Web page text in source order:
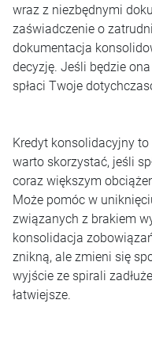
wraz z niezbędnymi
zaświadczenie o
dokumentacja
decyzję. Jeśli będzie
spłaci Twoje
Kredyt konsolidacyjny
warto skorzystać, jeśli
coraz większym
Może pomóc w
związanych z brakiem
konsolidacja
znikną, ale zmieni się
wyjście ze spirali
łatwiejsze.